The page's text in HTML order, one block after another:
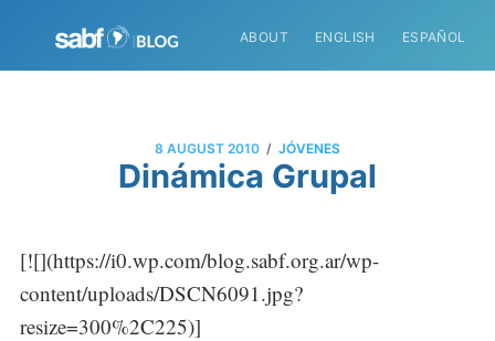
ABOUT ENGLISH ESPAÑOL
8 AUGUST 2010 / JÓVENES
Dinámica Grupal
[![](https://i0.wp.com/blog.sabf.org.ar/wp-
content/uploads/DSCN6091.jpg?
resize=300%2C225)]